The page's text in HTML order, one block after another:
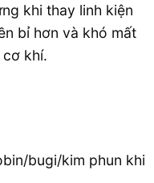
khi thay linh kiện
bỉ hơn và khó mất
khí.
bugi/kim phun khi